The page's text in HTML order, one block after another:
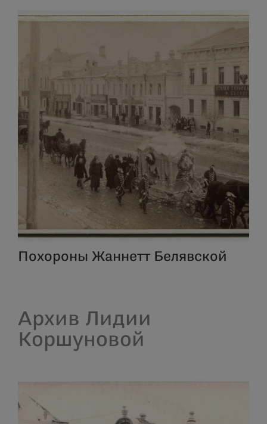
Похороны Жаннетт Белявской
Архив Лидии
Коршуновой